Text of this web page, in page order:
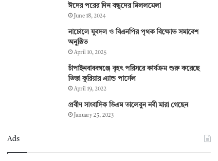
ঈদের পরের দিন বন্ধুদের মিললমেলা
June 18, 2024
নাচোলে যুবদল ও বিএনপির পৃথক বিক্ষোভ সমাবেশ
অনুষ্ঠিত
April 10, 2025
চাঁপাইনবাববগঞ্জে বৃহৎ পরিসরে কার্যক্রম শুরু করেছে
তিস্তা কুরিয়ার এ্যান্ড পার্সেল
April 19, 2022
প্রবীণ সাংবাদিক ডিএম তালেবুন নবী মারা গেছেন
January 25, 2023
Ads